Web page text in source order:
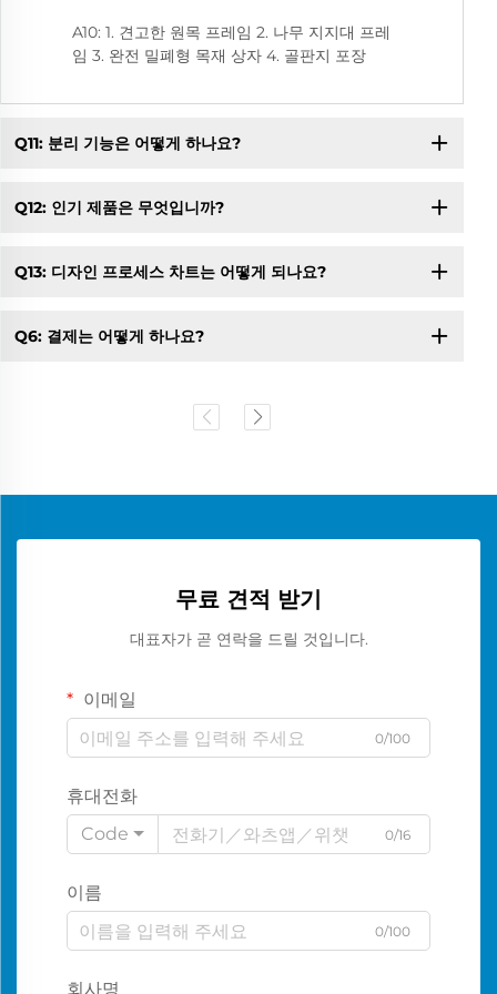
A10: 1. 견고한 원목 프레임 2. 나무 지지대 프레
임 3. 완전 밀폐형 목재 상자 4. 골판지 포장
Q11: 분리 기능은 어떻게 하나요?
Q12: 인기 제품은 무엇입니까?
Q13: 디자인 프로세스 차트는 어떻게 되나요?
Q6: 결제는 어떻게 하나요?
무료 견적 받기
대표자가 곧 연락을 드릴 것입니다.
이메일
0/100
휴대전화
Code
0/16
이름
0/100
회사명